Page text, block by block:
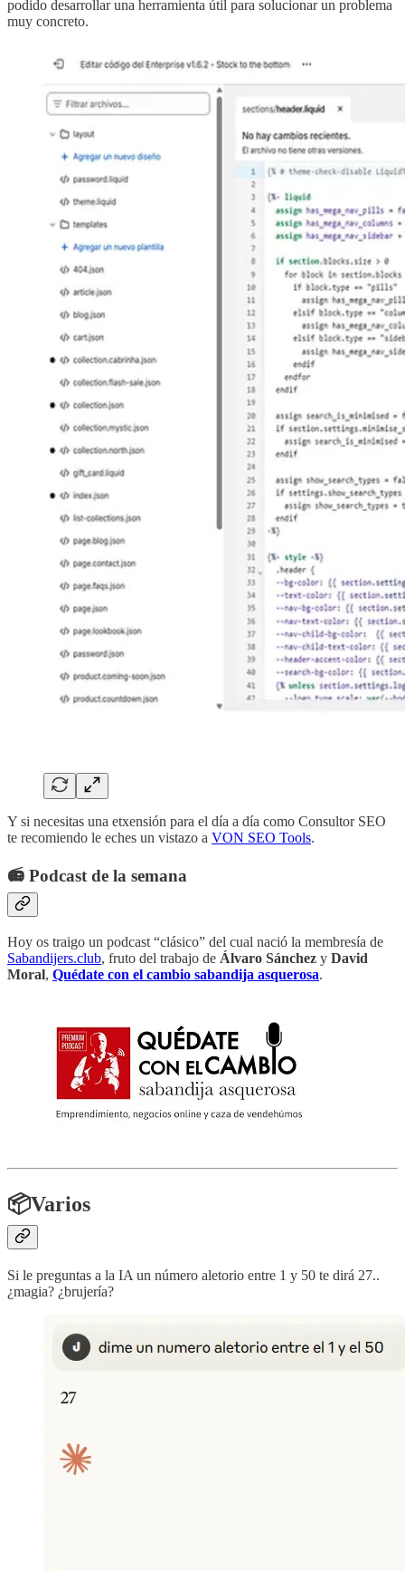
podido desarrollar una herramienta útil para solucionar un problema
muy concreto.
Y si necesitas una etxensión para el día a día como Consultor SEO
te recomiendo le eches un vistazo a VON SEO Tools.
📻 Podcast de la semana
Hoy os traigo un podcast “clásico” del cual nació la membresía de
Sabandijers.club, fruto del trabajo de Álvaro Sánchez y David
Moral, Quédate con el cambio sabandija asquerosa.
📦Varios
Si le preguntas a la IA un número aletorio entre 1 y 50 te dirá 27..
¿magia? ¿brujería?